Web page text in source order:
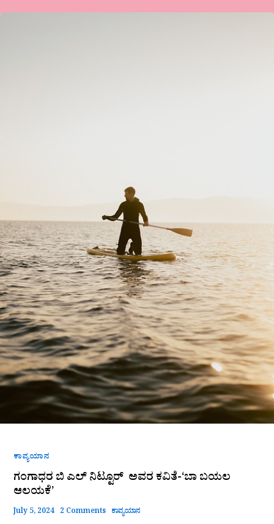
ಕಾವ್ಯಯಾನ
ಗಂಗಾಧರ ಬಿ ಎಲ್ ನಿಟ್ಟೂರ್ ಅವರ ಕವಿತೆ-‘ಬಾ ಬಯಲ
ಆಲಯಕೆ’
July 5, 2024 2 Comments ಕಾವ್ಯಯಾನ